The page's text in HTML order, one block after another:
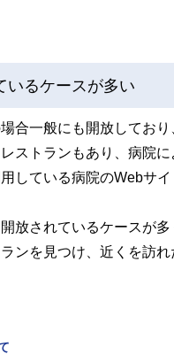
いるケースが多い
合一般にも開放してお
ストランもあり、病院
している病院のWebサ
放されているケースが
ンを見つけ、近くを訪